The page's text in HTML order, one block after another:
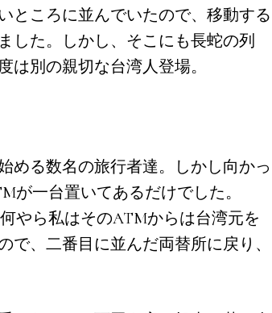
ところに並んでいたので、移動する
した。しかし、そこにも長蛇の列
は別の親切な台湾人登場。
める数名の旅行者達。しかし向かっ
が一台置いてあるだけでした。
やら私はそのATMからは台湾元を
、二番目に並んだ両替所に戻り、